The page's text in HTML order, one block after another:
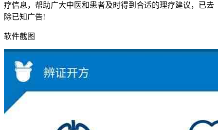
疗信息，帮助广大中医和患者及时得到合适的理疗建议，已去
除已知广告!
软件截图